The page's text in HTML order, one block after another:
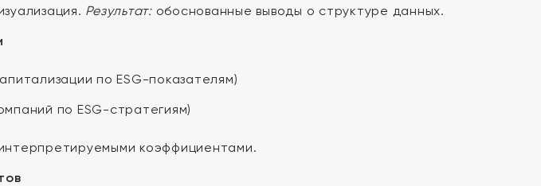
Результат:обоснованные выводы о структуре данных.
по ESG-показателям)
по ESG-стратегиям)
коэффициентами.